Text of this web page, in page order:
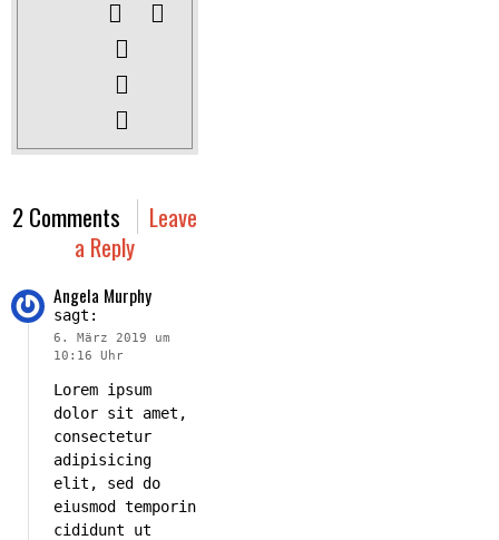
2 Comments
Leave
a Reply
Angela Murphy
sagt:
6. März 2019 um
10:16 Uhr
Lorem ipsum
dolor sit amet,
consectetur
adipisicing
elit, sed do
eiusmod temporin
cididunt ut